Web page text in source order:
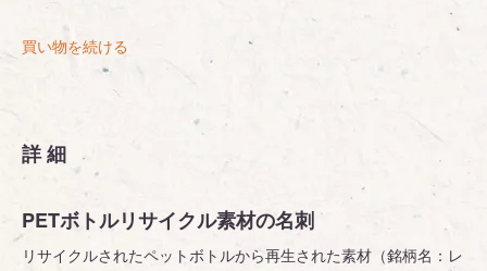
買い物を続ける
詳細
PETボトルリサイクル素材の名刺
リサイクルされたペットボトルから再生された素材（銘柄名：レ